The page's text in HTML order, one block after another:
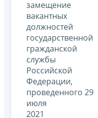
замещение
вакантных
должностей
государственной
гражданской
службы
Российской
Федерации,
проведенного 29
июля
2021